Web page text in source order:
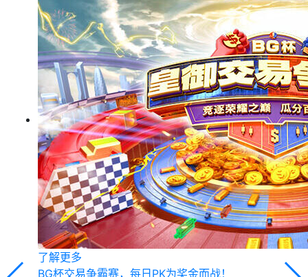
了解更多
BG杯交易争霸赛，每日PK为奖金而战！